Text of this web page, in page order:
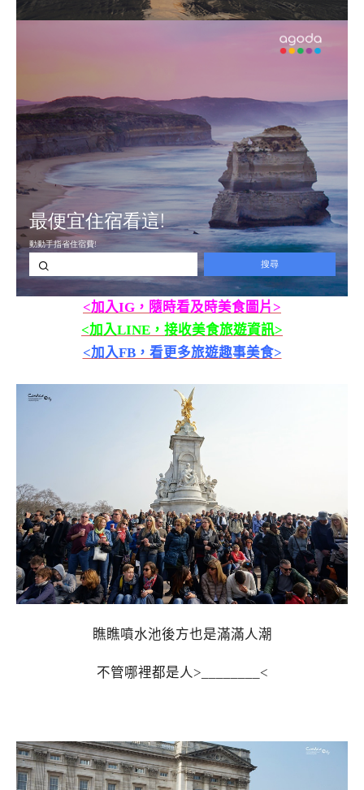
<加入IG，隨時看及時美食圖片>
<加入LINE，接收美食旅遊資訊>
<加入FB，看更多旅遊趣事美食>
瞧瞧噴水池後方也是滿滿人潮
不管哪裡都是人>________<